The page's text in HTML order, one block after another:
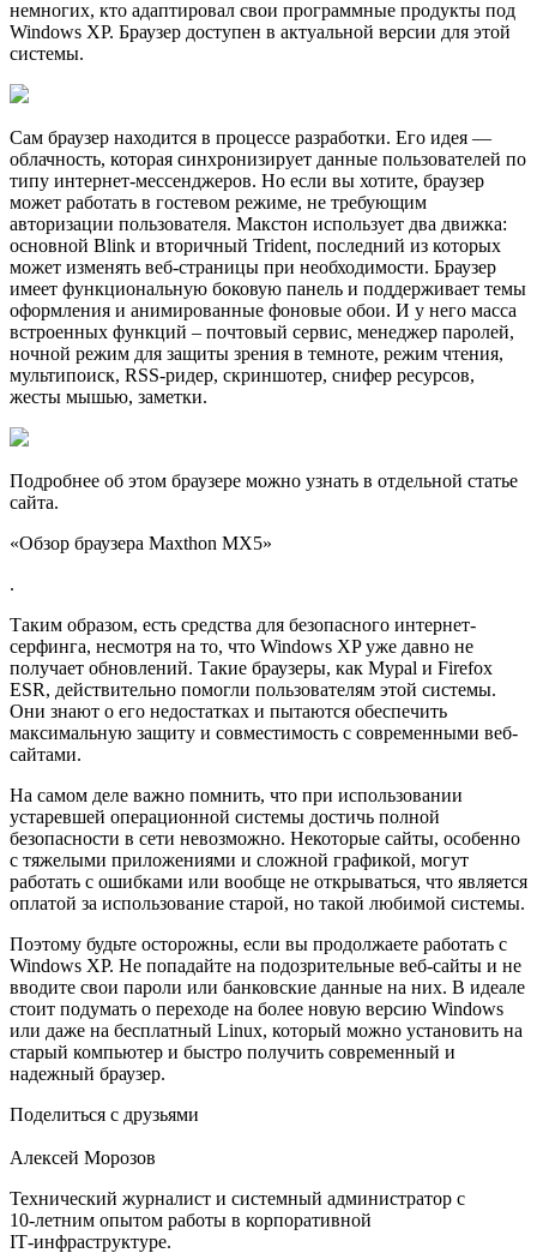
немногих, кто адаптировал свои программные продукты под
Windows XP. Браузер доступен в актуальной версии для этой
системы.
Сам браузер находится в процессе разработки. Его идея —
облачность, которая синхронизирует данные пользователей по
типу интернет-мессенджеров. Но если вы хотите, браузер
может работать в гостевом режиме, не требующим
авторизации пользователя. Макстон использует два движка:
основной Blink и вторичный Trident, последний из которых
может изменять веб-страницы при необходимости. Браузер
имеет функциональную боковую панель и поддерживает темы
оформления и анимированные фоновые обои. И у него масса
встроенных функций – почтовый сервис, менеджер паролей,
ночной режим для защиты зрения в темноте, режим чтения,
мультипоиск, RSS-ридер, скриншотер, снифер ресурсов,
жесты мышью, заметки.
Подробнее об этом браузере можно узнать в отдельной статье
сайта.
«Обзор браузера Maxthon MX5»
.
Таким образом, есть средства для безопасного интернет-
серфинга, несмотря на то, что Windows XP уже давно не
получает обновлений. Такие браузеры, как Mypal и Firefox
ESR, действительно помогли пользователям этой системы.
Они знают о его недостатках и пытаются обеспечить
максимальную защиту и совместимость с современными веб-
сайтами.
На самом деле важно помнить, что при использовании
устаревшей операционной системы достичь полной
безопасности в сети невозможно. Некоторые сайты, особенно
с тяжелыми приложениями и сложной графикой, могут
работать с ошибками или вообще не открываться, что является
оплатой за использование старой, но такой любимой системы.
Поэтому будьте осторожны, если вы продолжаете работать с
Windows XP. Не попадайте на подозрительные веб-сайты и не
вводите свои пароли или банковские данные на них. В идеале
стоит подумать о переходе на более новую версию Windows
или даже на бесплатный Linux, который можно установить на
старый компьютер и быстро получить современный и
надежный браузер.
Поделиться с друзьями
Алексей Морозов
Технический журналист и системный администратор с
10‑летним опытом работы в корпоративной
IT‑инфраструктуре.